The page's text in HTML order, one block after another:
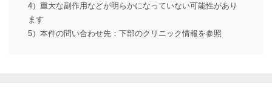
4）重大な副作用などが明らかになっていない可能性があり
ます
5）本件の問い合わせ先：下部のクリニック情報を参照